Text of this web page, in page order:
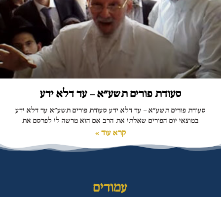
סעודת פורים תשע"א – עד דלא ידע
סעודת פורים תשע"א – עד דלא ידע סעודת פורים תשע"א עד דלא ידע
במוצאי יום הפורים שאלתי את הרב אם הוא מרשה לי לפרסם את
קרא עוד »
עמודים